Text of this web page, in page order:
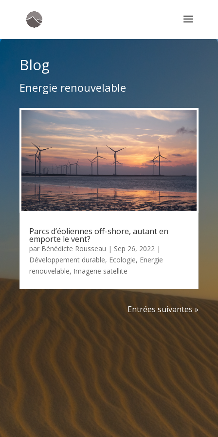
Blog
Energie renouvelable
Parcs d’éoliennes off-shore, autant en
emporte le vent?
par Bénédicte Rousseau | Sep 26, 2022 |
Développement durable, Ecologie, Energie
renouvelable, Imagerie satellite
Entrées suivantes »